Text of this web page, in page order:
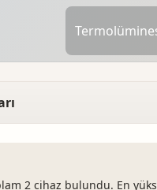
2 cihaz bulundu. En